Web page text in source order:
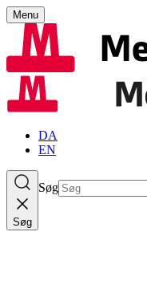
Menu
DA
EN
Søg
Søg